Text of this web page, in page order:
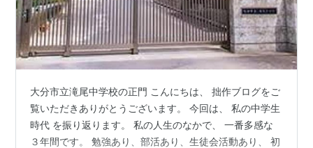
大分市立滝尾中学校の正門 こんにちは、 拙作ブログをご
覧いただきありがとうございます。 今回は、 私の中学生
時代 を振り返ります。 私の人生のなかで、 一番多感な
３年間です。 勉強あり、部活あり、生徒会活動あり、 初